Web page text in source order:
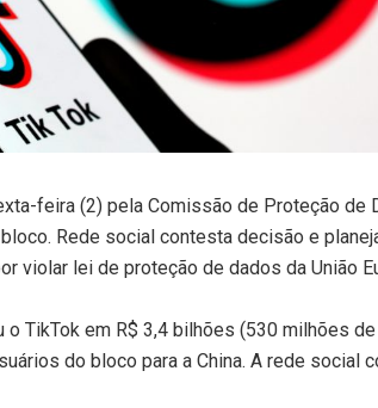
feira (2) pela Comissão de Proteção de
Rede social contesta decisão e
violar lei de proteção de dados da União
o TikTok em R$ 3,4 bilhões (530 milhões
do bloco para a China. A rede social